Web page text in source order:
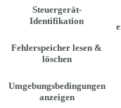
Steuergerät-
Identifikation
Fehlerspeicher lesen &
löschen
Umgebungsbedingungen
anzeigen